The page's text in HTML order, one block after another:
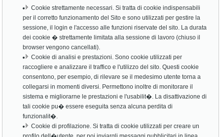
Cookie strettamente necessari. Si tratta di cookie indispensabili
per il corretto funzionamento del Sito e sono utilizzati per gestire la
sessione, il login e l'accesso alle funzioni riservate del sito. La durata
dei cookie � strettamente limitata alla sessione di lavoro (chiuso il
browser vengono cancellati).
Cookie di analisi e prestazioni. Sono cookie utilizzati per
raccogliere e analizzare il traffico e l'utilizzo del sito. Questi cookie
consentono, per esempio, di rilevare se il medesimo utente torna a
collegarsi in momenti diversi. Permettono inoltre di monitorare il
sistema e migliorarne le prestazioni e l'usabilit�. La disattivazione di
tali cookie pu� essere eseguita senza alcuna perdita di
funzionalit�.
Cookie di profilazione. Si tratta di cookie utilizzati per creare un